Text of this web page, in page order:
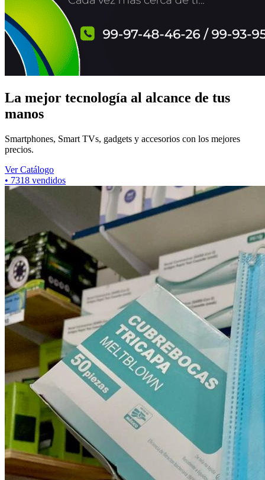
La mejor tecnología al alcance de tus
manos
Smartphones, Smart TVs, gadgets y accesorios con los mejores
precios.
Ver Catálogo
• 7318 vendidos